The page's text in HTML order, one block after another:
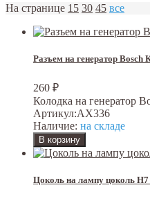
На странице 15 30 45 все
Разъем на генератор Bosch
260 ₽
Колодка на генератор
Артикул:AX336
Наличие: на складе
Цоколь на лампу цоколь